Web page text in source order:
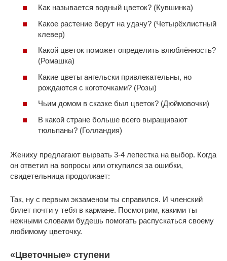
Как называется водный цветок? (Кувшинка)
Какое растение берут на удачу? (Четырёхлистный
клевер)
Какой цветок поможет определить влюблённость?
(Ромашка)
Какие цветы ангельски привлекательны, но
рождаются с коготочками? (Розы)
Чьим домом в сказке был цветок? (Дюймовочки)
В какой стране больше всего выращивают
тюльпаны? (Голландия)
Жениху предлагают вырвать 3-4 лепестка на выбор. Когда
он ответил на вопросы или откупился за ошибки,
свидетельница продолжает:
Так, ну с первым экзаменом ты справился. И членский
билет почти у тебя в кармане. Посмотрим, какими ты
нежными словами будешь помогать распускаться своему
любимому цветочку.
«Цветочные» ступени